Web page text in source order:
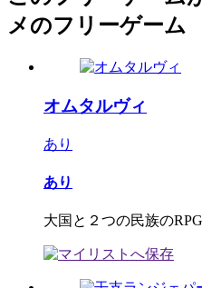
メのフリーゲーム
オムタルヴィ
あり
あり
大国と２つの民族のRPG